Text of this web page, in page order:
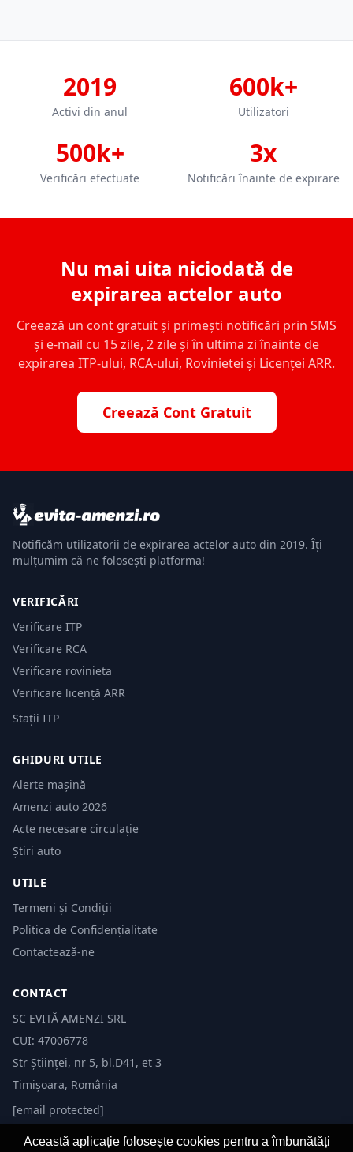
2019
Activi din anul
600k+
Utilizatori
500k+
Verificări efectuate
3x
Notificări înainte de expirare
Nu mai uita niciodată de
expirarea actelor auto
Creează un cont gratuit și primești notificări prin SMS
și e-mail cu 15 zile, 2 zile și în ultima zi înainte de
expirarea ITP-ului, RCA-ului, Rovinietei și Licenței ARR.
Creează Cont Gratuit
Notificăm utilizatorii de expirarea actelor auto din 2019. Îți
mulțumim că ne folosești platforma!
VERIFICĂRI
Verificare ITP
Verificare RCA
Verificare rovinieta
Verificare licență ARR
Stații ITP
GHIDURI UTILE
Alerte mașină
Amenzi auto 2026
Acte necesare circulație
Știri auto
UTILE
Termeni și Condiții
Politica de Confidențialitate
Contactează-ne
CONTACT
SC EVITĂ AMENZI SRL
CUI: 47006778
Str Științei, nr 5, bl.D41, et 3
Timișoara, România
[email protected]
Această aplicație folosește cookies pentru a îmbunătăți